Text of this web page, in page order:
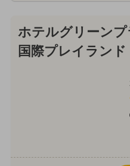
ホテルグリーン
国際プレイランド